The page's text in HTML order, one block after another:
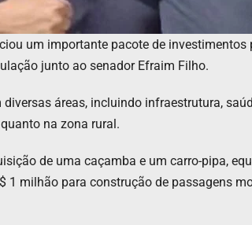
um importante pacote de
junto ao senador Efraim Filho.
áreas, incluindo infraestrutura,
na zona rural.
de uma caçamba e um carro-pipa,
1 milhão para construção de passagens